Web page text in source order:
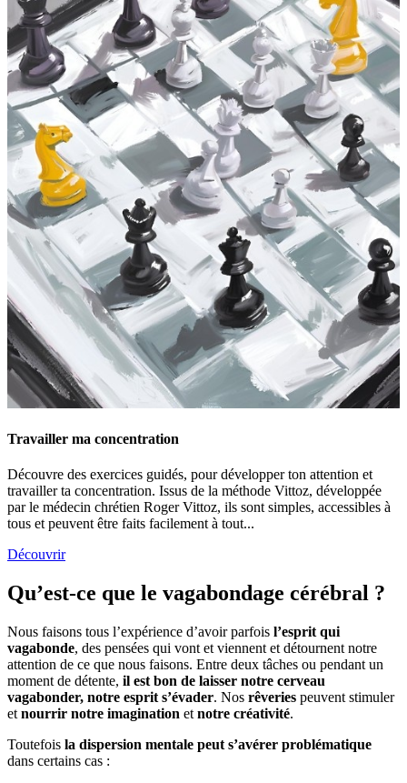
Travailler ma concentration
Découvre des exercices guidés, pour développer ton attention et
travailler ta concentration. Issus de la méthode Vittoz, développée
par le médecin chrétien Roger Vittoz, ils sont simples, accessibles à
tous et peuvent être faits facilement à tout...
Découvrir
Qu’est-ce que le vagabondage cérébral ?
Nous faisons tous l’expérience d’avoir parfois l’esprit qui
vagabonde, des pensées qui vont et viennent et détournent notre
attention de ce que nous faisons. Entre deux tâches ou pendant un
moment de détente, il est bon de laisser notre cerveau
vagabonder, notre esprit s’évader. Nos rêveries peuvent stimuler
et nourrir notre imagination et notre créativité.
Toutefois la dispersion mentale peut s’avérer problématique
dans certains cas :